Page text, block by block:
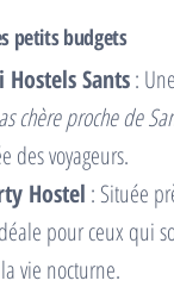
petits budgets
Hostels Sants: Une
chère proche de
des voyageurs.
Hostel : Située
pour ceux qui
vie nocturne.